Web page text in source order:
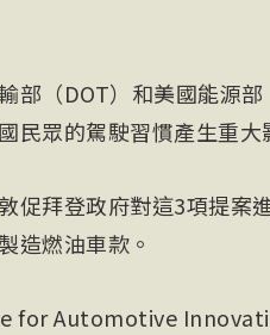
部（DOT）和美國能源
民眾的駕駛習慣產生重大
促拜登政府對這3項提案
造燃油車款。
for Automotive